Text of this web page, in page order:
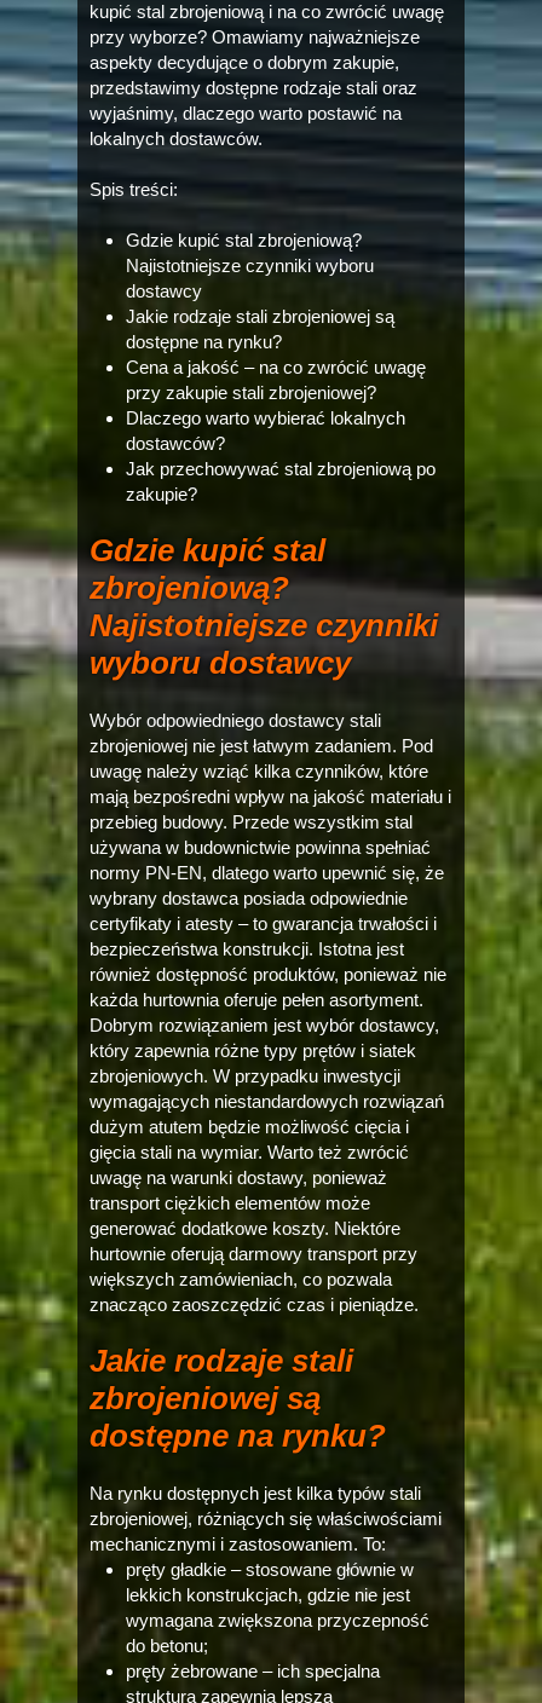
kupić stal zbrojeniową i na co zwrócić uwagę
przy wyborze? Omawiamy najważniejsze
aspekty decydujące o dobrym zakupie,
przedstawimy dostępne rodzaje stali oraz
wyjaśnimy, dlaczego warto postawić na
lokalnych dostawców.
Spis treści:
Gdzie kupić stal zbrojeniową?
Najistotniejsze czynniki wyboru
dostawcy
Jakie rodzaje stali zbrojeniowej są
dostępne na rynku?
Cena a jakość – na co zwrócić uwagę
przy zakupie stali zbrojeniowej?
Dlaczego warto wybierać lokalnych
dostawców?
Jak przechowywać stal zbrojeniową po
zakupie?
Gdzie kupić stal
zbrojeniową?
Najistotniejsze czynniki
wyboru dostawcy
Wybór odpowiedniego dostawcy stali
zbrojeniowej nie jest łatwym zadaniem. Pod
uwagę należy wziąć kilka czynników, które
mają bezpośredni wpływ na jakość materiału i
przebieg budowy. Przede wszystkim stal
używana w budownictwie powinna spełniać
normy PN-EN, dlatego warto upewnić się, że
wybrany dostawca posiada odpowiednie
certyfikaty i atesty – to gwarancja trwałości i
bezpieczeństwa konstrukcji. Istotna jest
również dostępność produktów, ponieważ nie
każda hurtownia oferuje pełen asortyment.
Dobrym rozwiązaniem jest wybór dostawcy,
który zapewnia różne typy prętów i siatek
zbrojeniowych. W przypadku inwestycji
wymagających niestandardowych rozwiązań
dużym atutem będzie możliwość cięcia i
gięcia stali na wymiar. Warto też zwrócić
uwagę na warunki dostawy, ponieważ
transport ciężkich elementów może
generować dodatkowe koszty. Niektóre
hurtownie oferują darmowy transport przy
większych zamówieniach, co pozwala
znacząco zaoszczędzić czas i pieniądze.
Jakie rodzaje stali
zbrojeniowej są
dostępne na rynku?
Na rynku dostępnych jest kilka typów stali
zbrojeniowej, różniących się właściwościami
mechanicznymi i zastosowaniem. To:
pręty gładkie – stosowane głównie w
lekkich konstrukcjach, gdzie nie jest
wymagana zwiększona przyczepność
do betonu;
pręty żebrowane – ich specjalna
struktura zapewnia lepszą